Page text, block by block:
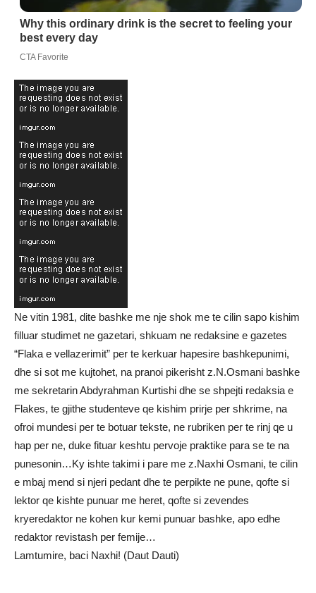
Ne vitin 1981, dite bashke me nje shok me te cilin sapo kishim
filluar studimet ne gazetari, shkuam ne redaksine e gazetes
“Flaka e vellazerimit” per te kerkuar hapesire bashkepunimi,
dhe si sot me kujtohet, na pranoi pikerisht z.N.Osmani bashke
me sekretarin Abdyrahman Kurtishi dhe se shpejti redaksia e
Flakes, te gjithe studenteve qe kishim prirje per shkrime, na
ofroi mundesi per te botuar tekste, ne rubriken per te rinj qe u
hap per ne, duke fituar keshtu pervoje praktike para se te na
punesonin…Ky ishte takimi i pare me z.Naxhi Osmani, te cilin
e mbaj mend si njeri pedant dhe te perpikte ne pune, qofte si
lektor qe kishte punuar me heret, qofte si zevendes
kryeredaktor ne kohen kur kemi punuar bashke, apo edhe
redaktor revistash per femije…
Lamtumire, baci Naxhi! (Daut Dauti)